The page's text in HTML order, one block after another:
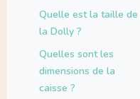
Quelle est la taille de
la Dolly ?
Quelles sont les
dimensions de la
caisse ?